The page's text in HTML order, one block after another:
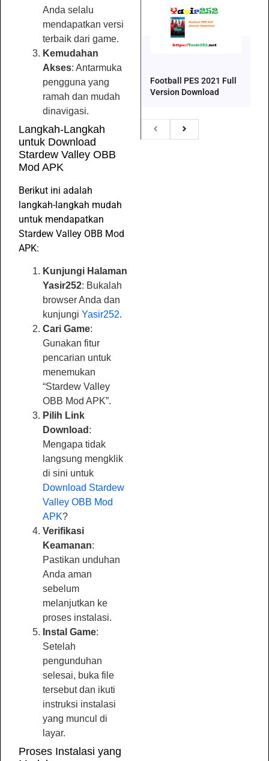
Anda selalu
mendapatkan versi
terbaik dari game.
Kemudahan
Akses: Antarmuka
pengguna yang
ramah dan mudah
dinavigasi.
Langkah-Langkah
untuk Download
Stardew Valley OBB
Mod APK
Berikut ini adalah
langkah-langkah mudah
untuk mendapatkan
Stardew Valley OBB Mod
APK:
Kunjungi Halaman
Yasir252: Bukalah
browser Anda dan
kunjungi Yasir252.
Cari Game:
Gunakan fitur
pencarian untuk
menemukan
“Stardew Valley
OBB Mod APK”.
Pilih Link
Download :
Mengapa tidak
langsung mengklik
di sini untuk
Download Stardew
Valley OBB Mod
APK?
Verifikasi
Keamanan:
Pastikan unduhan
Anda aman
sebelum
melanjutkan ke
proses instalasi.
Instal Game:
Setelah
pengunduhan
selesai, buka file
tersebut dan ikuti
instruksi instalasi
yang muncul di
layar.
Proses Instalasi yang
Football PES 2021 Full
Version Download